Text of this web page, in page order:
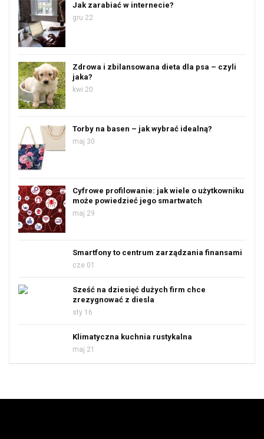
Jak zarabiać w internecie?
gru 22
Zdrowa i zbilansowana dieta dla psa – czyli
jaka?
kwi 20
Torby na basen – jak wybrać idealną?
maj 30
Cyfrowe profilowanie: jak wiele o użytkowniku
może powiedzieć jego smartwatch
maj 29
Smartfony to centrum zarządzania finansami
cze 01
Sześć na dziesięć dużych firm chce
zrezygnować z diesla
sty 16
Klimatyczna kuchnia rustykalna
maj 21